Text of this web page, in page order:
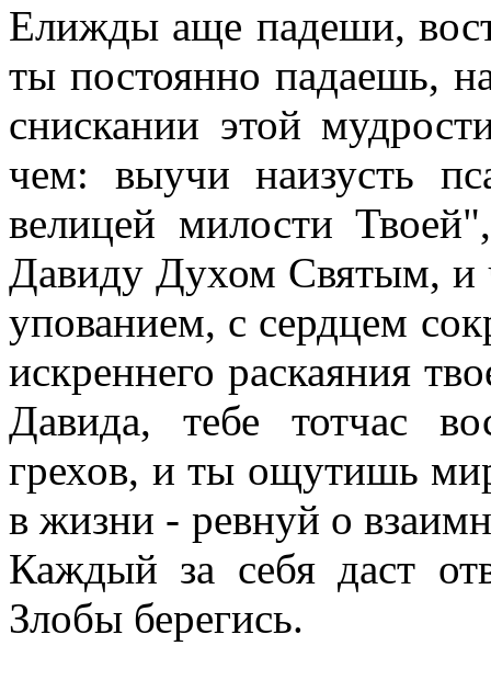
Елижды аще падеши,
ты постоянно падаешь,
снискании этой
чем: выучи наизусть
велицей милости
Давиду Духом Святым, и
упованием, с сердцем
искреннего раскаяния
Давида, тебе тотчас
грехов, и ты ощутишь
в жизни - ревнуй о
Каждый за себя даст
Злобы берегись.